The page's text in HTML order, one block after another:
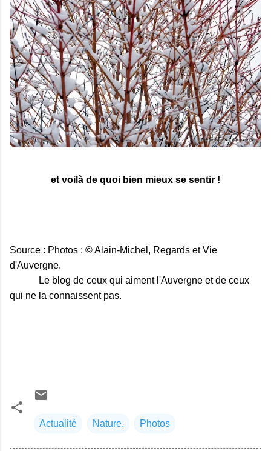
et voilà de quoi bien mieux se sentir !
Source : Photos : © Alain-Michel, Regards et Vie
d'Auvergne.
Le blog de ceux qui aiment l'Auvergne et de ceux
qui ne la connaissent pas.
Actualité Nature. Photos